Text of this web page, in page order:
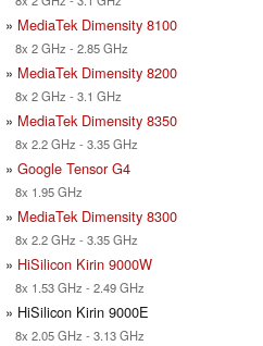
» MediaTek Dimensity 8100
8x 2 GHz - 2.85 GHz
» MediaTek Dimensity 8200
8x 2 GHz - 3.1 GHz
» MediaTek Dimensity 8350
8x 2.2 GHz - 3.35 GHz
» Google Tensor G4
8x 1.95 GHz
» MediaTek Dimensity 8300
8x 2.2 GHz - 3.35 GHz
» HiSilicon Kirin 9000W
8x 1.53 GHz - 2.49 GHz
» HiSilicon Kirin 9000E
8x 2.05 GHz - 3.13 GHz